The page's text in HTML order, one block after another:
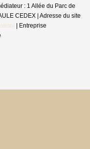
: 1 Allée du Parc de
CEDEX | Adresse du site
| Entreprise